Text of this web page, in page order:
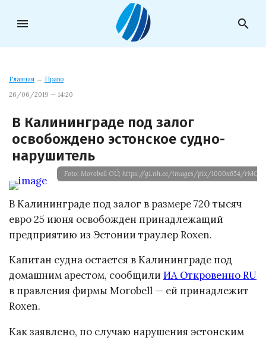
menu search
Главная → Право
26/06/2019 — 14:20
В Калининграде под залог
освобождено эстонское судно-
нарушитель
Foto: Morobell OÜ; https://g1.nh.ee/images/pix/1000x654/
В Калининграде под залог в размере 720 тысяч
евро 25 июня освобожден принадлежащий
предприятию из Эстонии траулер Roxen.
Капитан судна остается в Калининграде под
домашним арестом, сообщили ИА Откровенно RU
в правления фирмы Morobell — ей принадлежит
Roxen.
Как заявлено, по случаю нарушения эстонским